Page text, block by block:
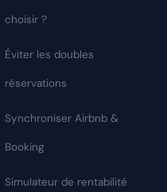
choisir ?
Éviter les doubles
réservations
Synchroniser Airbnb &
Booking
Simulateur de rentabilité